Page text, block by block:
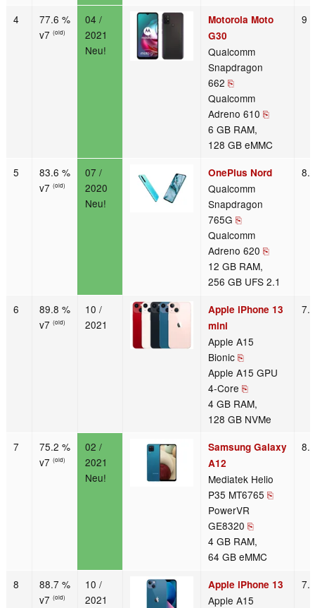
4
77.6 %
v7 (old)
04 /
2021
Neu!
Motorola Moto
G30
Qualcomm
Snapdragon
662 ⎘
Qualcomm
Adreno 610 ⎘
6 GB RAM,
128 GB eMMC
9
5
83.6 %
v7 (old)
07 /
2020
Neu!
OnePlus Nord
Qualcomm
Snapdragon
765G ⎘
Qualcomm
Adreno 620 ⎘
12 GB RAM,
256 GB UFS 2.1
6
89.8 %
v7 (old)
10 /
2021
Apple iPhone 13
mini
Apple A15
Bionic ⎘
Apple A15 GPU
4-Core ⎘
4 GB RAM,
128 GB NVMe
7
75.2 %
v7 (old)
02 /
2021
Neu!
Samsung Galaxy
A12
Mediatek Helio
P35 MT6765 ⎘
PowerVR
GE8320 ⎘
4 GB RAM,
64 GB eMMC
8
88.7 %
v7 (old)
10 /
2021
Apple iPhone 13
Apple A15